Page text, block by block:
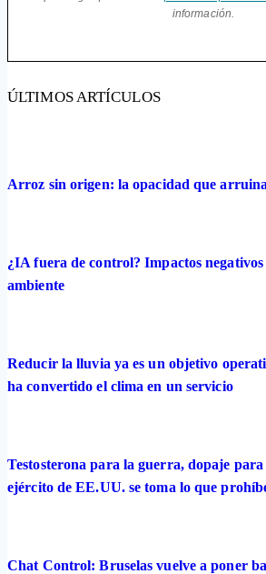
información.
ÚLTIMOS ARTÍCULOS
Arroz sin origen: la opacidad que
¿IA fuera de control? Impactos
ambiente
Reducir la lluvia ya es un objetivo
ha convertido el clima en un servicio
Testosterona para la guerra, dopaje
ejército de EE.UU. se toma lo que
Chat Control: Bruselas vuelve a poner